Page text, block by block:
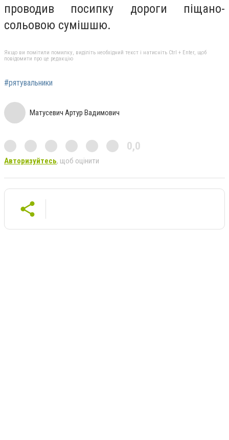
проводив посипку дороги піщано-
сольовою сумішшю.
Якщо ви помітили помилку, виділіть необхідний текст і натисніть Ctrl + Enter, щоб
повідомити про це редакцію
#рятувальники
Матусевич Артур Вадимович
0,0
Авторизуйтесь, щоб оцінити